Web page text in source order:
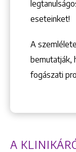
eseteinket!
A
bemutatják,
fogászati
A